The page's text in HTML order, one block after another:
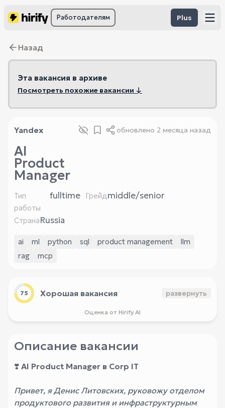
Работодателям Plus
Назад
Эта вакансия в архиве
Посмотреть похожие вакансии ↓
Yandex обновлено 2 месяца назад
AI
Product
Manager
Тип
работы
fulltime Грейдmiddle/senior
СтранаRussia
ai ml python sql product management
llm
rag
mcp
75 Хорошая вакансия развернуть
Оценка от Hirify AI
Описание вакансии
❣️ AI Product Manager в Corp IT
Привет, я Денис Литовских, руковожу отделом
продуктового развития и инфраструктурным